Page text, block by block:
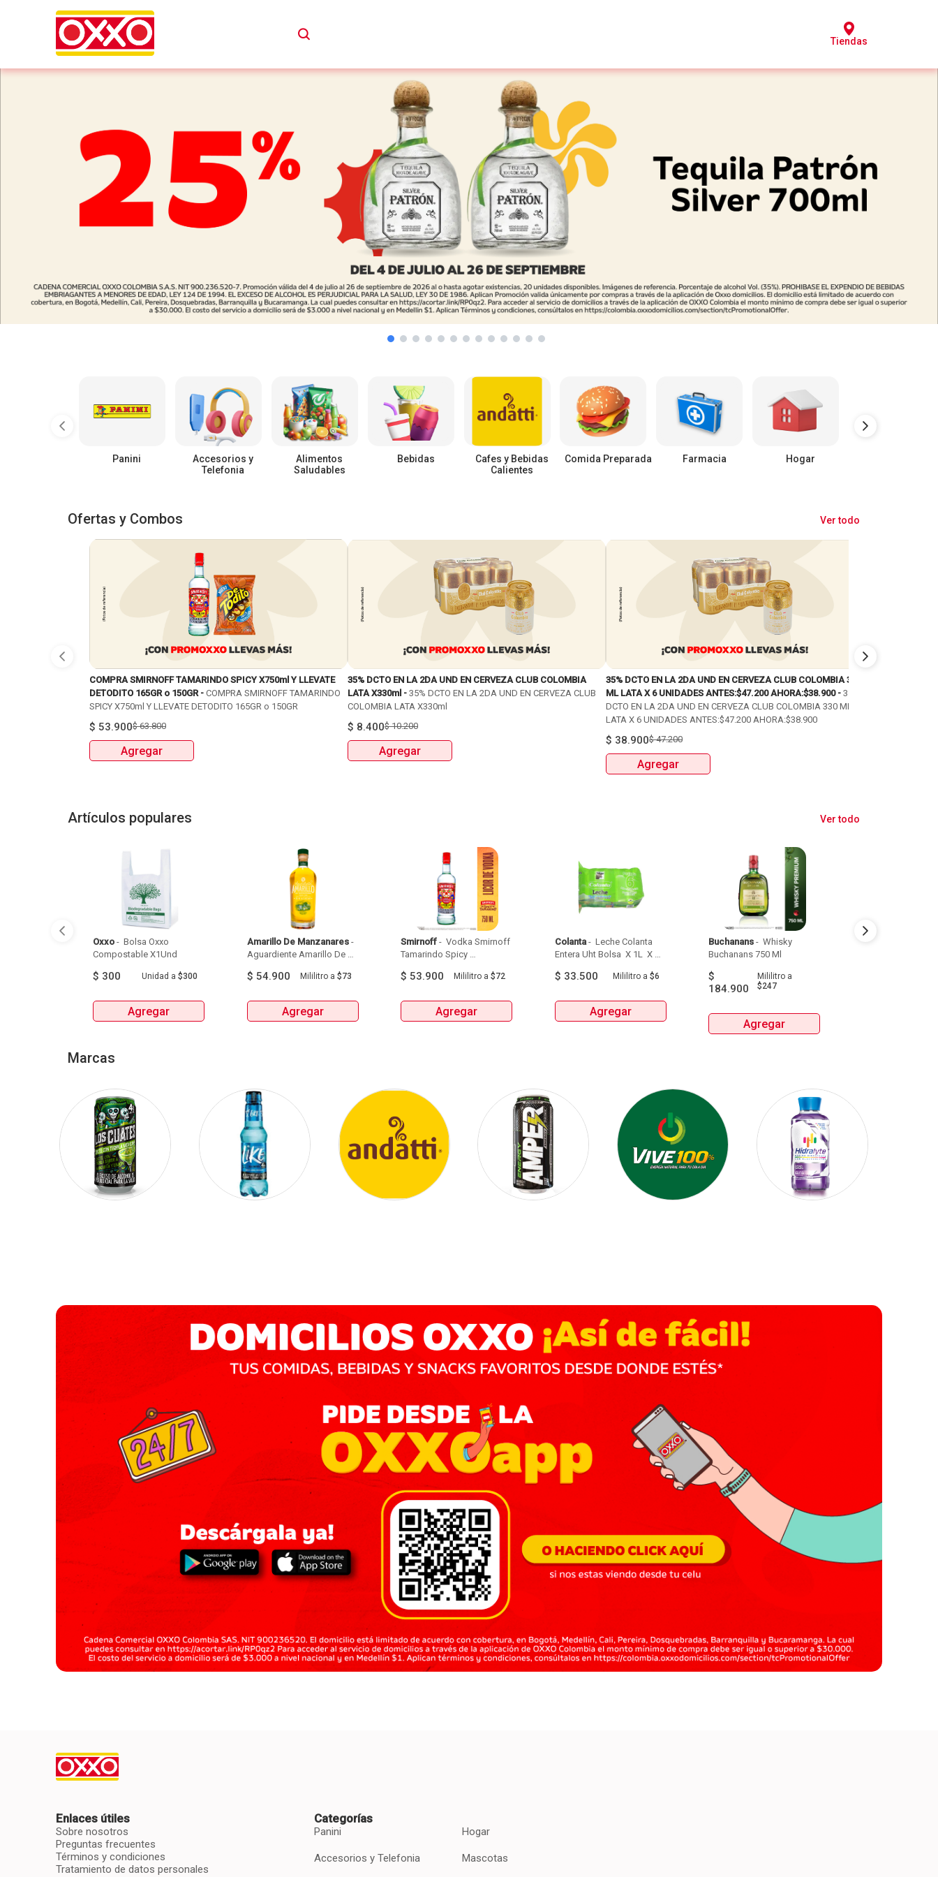
Tiendas
Panini
Accesorios y
Telefonia
Alimentos
Saludables
Bebidas
Cafes y Bebidas
Calientes
Comida Preparada Farmacia Hogar
Ofertas y Combos Ver todo
COMPRA SMIRNOFF TAMARINDO SPICY X750ml Y LLEVATE
DETODITO 165GR o 150GR - COMPRA SMIRNOFF TAMARINDO
SPICY X750ml Y LLEVATE DETODITO 165GR o 150GR
$ 53.900$63.800
Agregar
35% DCTO EN LA 2DA UND EN CERVEZA CLUB COLOMBIA
LATA X330ml - 35% DCTO EN LA 2DA UND EN CERVEZA CLUB
COLOMBIA LATA X330ml
$ 8.400$10.200
Agregar
35% DCTO EN LA 2DA UND EN CERVEZA CLUB COLOMBIA 330
ML LATA X 6 UNIDADES ANTES:$47.200 AHORA:$38.900 - 35%
DCTO EN LA 2DA UND EN CERVEZA CLUB COLOMBIA 330 ML
LATA X 6 UNIDADES ANTES:$47.200 AHORA:$38.900
$ 38.900$47.200
Agregar
Artículos populares Ver todo
Oxxo - Bolsa Oxxo
$ 300 Unidad a $300
Agregar
Amarillo De Manzanares -
Aguardiente Amarillo De
$ 54.900 Mililitroa $73
Agregar
Smirnoff - Vodka Smirnoff
Tamarindo Spicy
$ 53.900 Mililitro a$72
Agregar
Colanta - Leche Colanta
Entera Uht Bolsa  X 1L  X
$ 33.500 Mililitroa $6
Agregar
Buchanans - Whisky
$
184.900
Mililitro a
$247
Agregar
Marcas
Enlaces útiles
Sobre nosotros
Preguntas frecuentes
Términos y condiciones
Tratamiento de datos personales
Categorías
Panini
Accesorios y Telefonia
Hogar
Mascotas